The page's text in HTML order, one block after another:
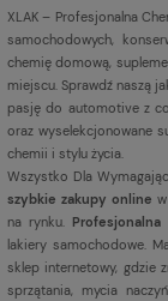
XLAK – Profesjonalna
samochodowych,
chemię domową,
miejscu. Sprawdź naszą
pasję do automotive z
oraz wyselekcjonowane
chemii i stylu życia.
Wszystko Dla
szybkie zakupy online
na rynku. Profesjonalna
lakiery samochodowe.
sklep internetowy, gdzie
sprzątania, mycia